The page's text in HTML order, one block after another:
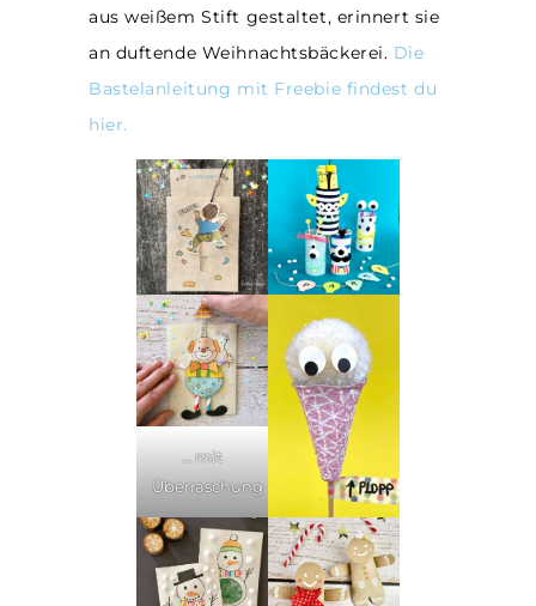
aus weißem Stift gestaltet, erinnert sie
an duftende Weihnachtsbäckerei. Die
Bastelanleitung mit Freebie findest du
hier.
… mit
Überraschung